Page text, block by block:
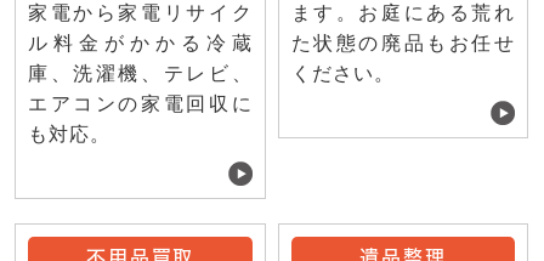
家電から家電リサイク
ル料金がかかる冷蔵
庫、洗濯機、テレビ、
エアコンの家電回収に
も対応。
ます。お庭にある荒れ
た状態の廃品もお任せ
ください。
不用品買取 遺品整理